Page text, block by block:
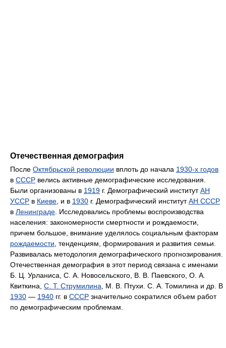
Отечественная демография
После Октябрьской революции вплоть до начала 1930-х годов
в СССР велись активные демографические исследования.
Были организованы в 1919 г. Демографический институтАН
УССР в Киеве , и в 1930 г. Демографический институтАН СССР
в Ленинграде . Исследовались проблемы воспроизводства
населения: закономерности смертности и рождаемости,
причем большое, внимание уделялось социальным факторам
рождаемости , тенденциям, формирования и развития семьи.
Развивалась методология демографического прогнозирования.
Отечественная демография в этот период связана с именами
Б. Ц. Урланиса, С. А. Новосельского, В. В. Паевского, О. А.
Квиткина, С. Т. Струмилина , М. В. Птухи. С. А. Томилина и др. В
1930 — 1940 гг. в СССР значительно сократился объем работ
по демографическим проблемам.